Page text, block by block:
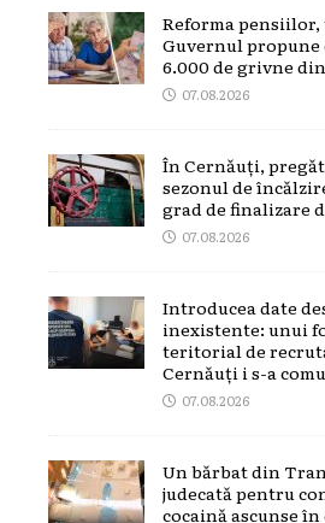
Reforma pensiilor,
Guvernul propune
6.000 de grivne din
07.08.2026
În Cernăuți,
sezonul de
grad de finalizare
07.08.2026
Introducea date
inexistente: unui
teritorial de
Cernăuți i s-a
07.08.2026
Un bărbat din
judecată pentru
cocaină ascunse